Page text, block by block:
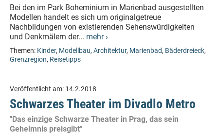
Bei den im Park Boheminium in Marienbad ausgestellten
Modellen handelt es sich um originalgetreue
Nachbildungen von existierenden Sehenswürdigkeiten
und Denkmälern der... mehr ›
Themen: Kinder, Modellbau, Architektur, Marienbad, Bäderdreieck,
Grenzregion, Reisetipps
Veröffentlicht am: 14.2.2018
Schwarzes Theater im Divadlo Metro
"Das einzige Schwarze Theater in Prag, das sein
Geheimnis preisgibt"